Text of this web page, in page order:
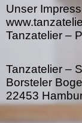
Unser
Tanzatelier –
Tanzatelier –
Borsteler
22453